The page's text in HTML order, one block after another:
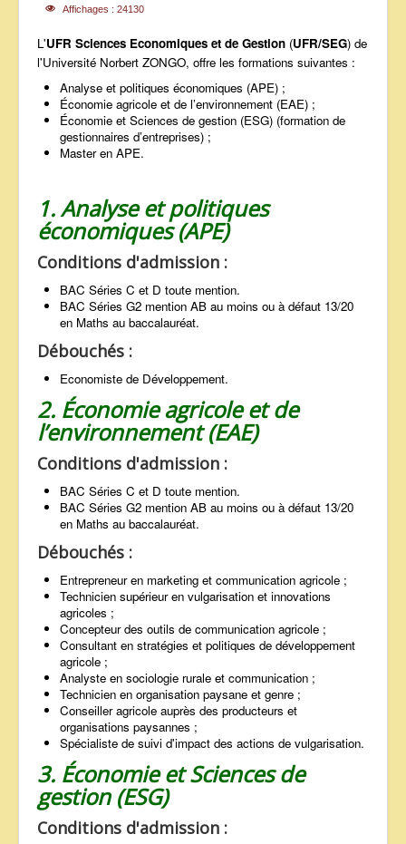
Affichages : 24130
L'UFR Sciences Economiques et de Gestion (UFR/SEG) de
l'Université Norbert ZONGO, offre les formations suivantes :
Analyse et politiques économiques (APE) ;
Économie agricole et de l’environnement (EAE) ;
Économie et Sciences de gestion (ESG) (formation de
gestionnaires d’entreprises) ;
Master en APE.
1. Analyse et politiques
économiques (APE)
Conditions d'admission :
BAC Séries C et D toute mention.
BAC Séries G2 mention AB au moins ou à défaut 13/20
en Maths au baccalauréat.
Débouchés :
Economiste de Développement.
2. Économie agricole et de
l’environnement (EAE)
Conditions d'admission :
BAC Séries C et D toute mention.
BAC Séries G2 mention AB au moins ou à défaut 13/20
en Maths au baccalauréat.
Débouchés :
Entrepreneur en marketing et communication agricole ;
Technicien supérieur en vulgarisation et innovations
agricoles ;
Concepteur des outils de communication agricole ;
Consultant en stratégies et politiques de développement
agricole ;
Analyste en sociologie rurale et communication ;
Technicien en organisation paysane et genre ;
Conseiller agricole auprès des producteurs et
organisations paysannes ;
Spécialiste de suivi d'impact des actions de vulgarisation.
3. Économie et Sciences de
gestion (ESG)
Conditions d'admission :